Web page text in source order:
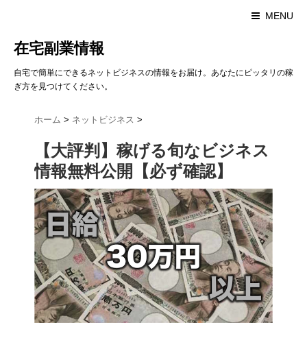
MENU
在宅副業情報
自宅で簡単にできるネットビジネスの情報をお届け。あなたにピッタリの稼
ぎ方を見つけてください。
ホーム > ネットビジネス >
【大評判】稼げる旬なビジネス
情報無料公開【必ず確認】